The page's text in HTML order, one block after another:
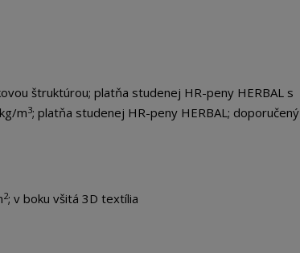
štruktúrou; platňa studenej HR-peny HERBAL s
m3; platňa studenej HR-peny HERBAL; doporučený
2; v boku všitá 3D textília